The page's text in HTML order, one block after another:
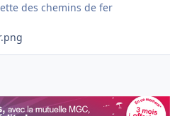
des chemins de fer